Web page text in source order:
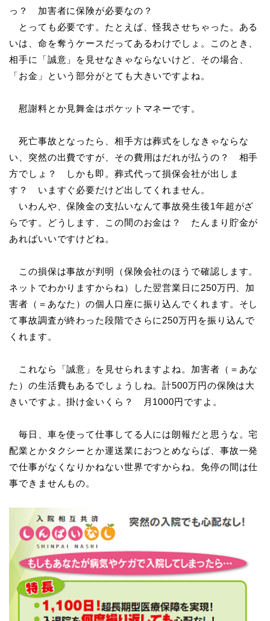
っ？ 加害者に保険が必要なの？
とっても必要です。たとえば、怪我させちゃった。ある
いは、命を奪うケースだってあるわけでしょ。このとき、
相手に「誠意」を見せなきゃならないけど、その場合、
「お金」という部分がとても大きいですよね。
慰謝料とか見舞金はポケットマネーです。
死亡事故となったら、相手方は葬式をしなきゃならな
い、突然の出費ですが、その費用はだれが払うの？ 相手
方でしょ？ しかも即。葬式代って損保会社が出しま
す？ いますぐ必要だけど出してくれません。
いわんや、保険金の支払いなんて事故発生後1年超がざ
らです。どうします、この間のお金は？ たんまり貯金が
あればいいですけどね。
この損保は事故が判明（保険会社のほうで確認します。
ネットでわかりますからね）した翌営業日に250万円、加
害者（＝あなた）の個人口座に振り込んでくれます。そし
て事故調査が終わった段階でさらに250万円を振り込んで
くれます。
これなら「誠意」を見せられますよね。加害者（＝あな
た）の生活費もあるでしょうしね。計500万円の保険は大
きいですよ。掛け金いくら？ 月1000円ですよ。
毎日、車を使って仕事してる人には朗報だと思うな。宅
配業とかタクシーとか運送業におつとめならば、事故一発
で仕事がなくなりかねない世界ですからね。免停の間は仕
事できませんもの。